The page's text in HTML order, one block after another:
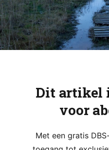
Dit artikel
voor
Met een gratis